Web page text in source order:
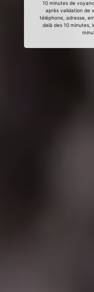
10 minutes de
après validation de
téléphone, adresse,
delà des 10 minutes,